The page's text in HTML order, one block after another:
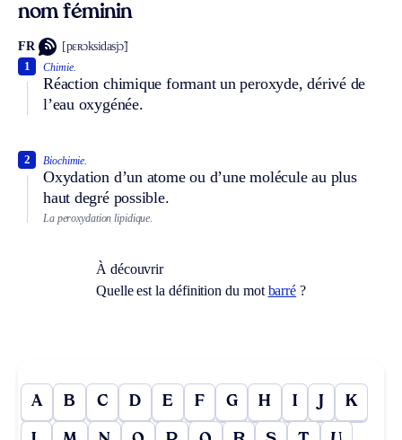
nom féminin
FR [pɛʀɔksidasjɔ̃]
Chimie.
Réaction chimique formant un peroxyde, dérivé de
l’eau oxygénée.
1
Biochimie.
Oxydation d’un atome ou d’une molécule au plus
haut degré possible.
2
La peroxydation lipidique.
À découvrir
Quelle est la définition du mot barré ?
A B C D E F G H I J K